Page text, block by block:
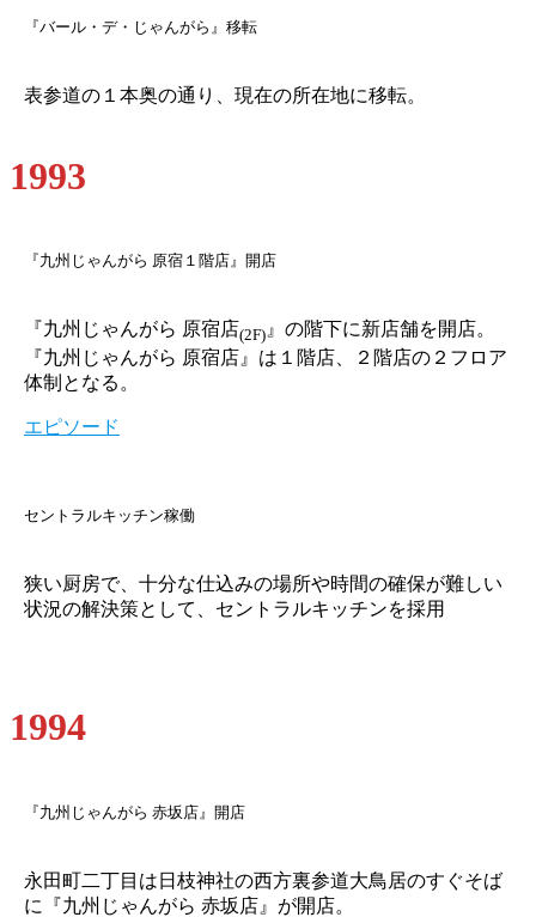
『バール・デ・じゃんがら』移転
表参道の１本奥の通り、現在の所在地に移転。
1993
『九州じゃんがら 原宿１階店』開店
『九州じゃんがら 原宿店(2F)』の階下に新店舗を開店。
『九州じゃんがら 原宿店』は１階店、２階店の２フロア
体制となる。
エピソード
セントラルキッチン稼働
狭い厨房で、十分な仕込みの場所や時間の確保が難しい
状況の解決策として、セントラルキッチンを採用
1994
『九州じゃんがら 赤坂店』開店
永田町二丁目は日枝神社の西方裏参道大鳥居のすぐそば
に『九州じゃんがら 赤坂店』が開店。